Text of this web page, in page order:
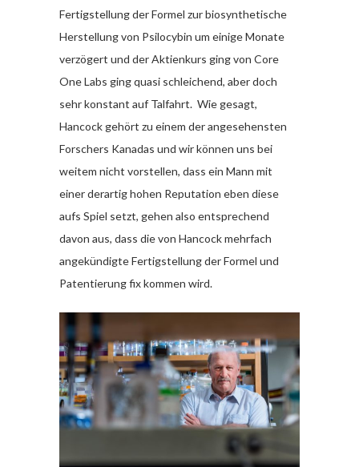
Fertigstellung der Formel zur biosynthetische
Herstellung von Psilocybin um einige Monate
verzögert und der Aktienkurs ging von Core
One Labs ging quasi schleichend, aber doch
sehr konstant auf Talfahrt. Wie gesagt,
Hancock gehört zu einem der angesehensten
Forschers Kanadas und wir können uns bei
weitem nicht vorstellen, dass ein Mann mit
einer derartig hohen Reputation eben diese
aufs Spiel setzt, gehen also entsprechend
davon aus, dass die von Hancock mehrfach
angekündigte Fertigstellung der Formel und
Patentierung fix kommen wird.